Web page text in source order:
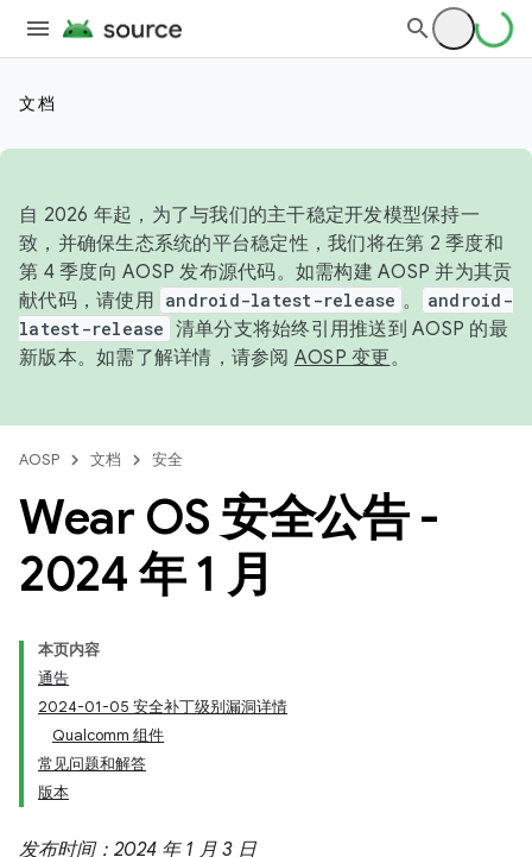
文档
自 2026 年起，为了与我们的主干稳定开发模型保持一
致，并确保生态系统的平台稳定性，我们将在第 2 季度和
第 4 季度向 AOSP 发布源代码。如需构建 AOSP 并为其贡
献代码，请使用 android-latest-release 。
android-
latest-release 清单分支将始终引用推送到 AOSP 的最
新版本。如需了解详情，请参阅 AOSP 变更。
AOSP 文档 安全
Wear OS 安全公告 -
2024 年 1 月
本页内容
通告
2024-01-05 安全补丁级别漏洞详情
Qualcomm 组件
常见问题和解答
版本
发布时间：2024 年 1 月 3 日